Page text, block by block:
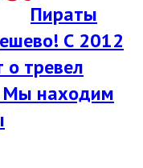
Пираты
С 2012
о тревел
Мы находим